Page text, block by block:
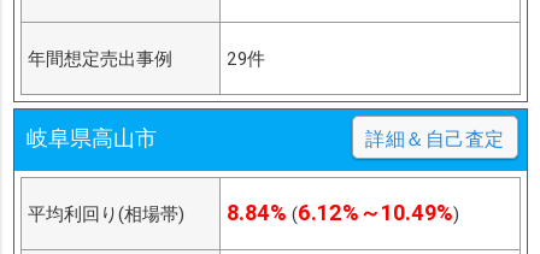
年間想定売出事例 29件
岐阜県高山市 詳細＆自己査定
平均利回り(相場帯) 8.84% (6.12%～10.49%)